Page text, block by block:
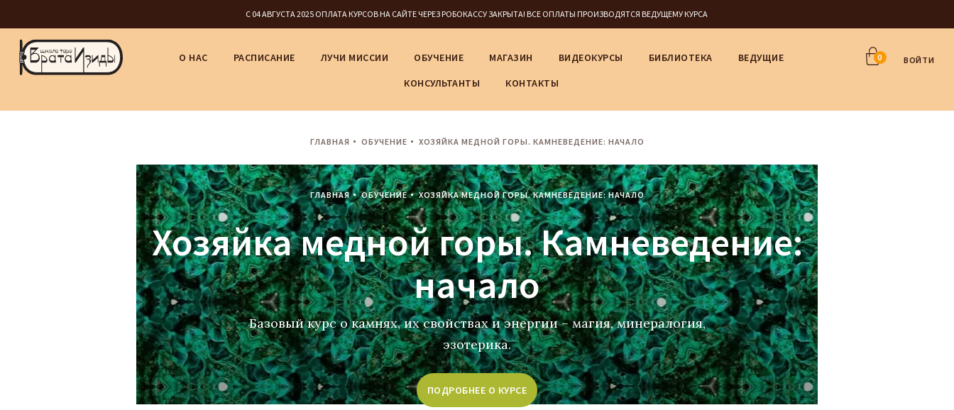
С 04 АВГУСТА 2025 ОПЛАТА КУРСОВ НА САЙТЕ ЧЕРЕЗ РОБОКАССУ ЗАКРЫТА! ВСЕ ОПЛАТЫ ПРОИЗВОДЯТСЯ ВЕДУЩЕМУ КУРСА
0 ВОЙТИ
О НАС РАСПИСАНИЕ ЛУЧИ МИССИИ ОБУЧЕНИЕ МАГАЗИН ВИДЕОКУРСЫ БИБЛИОТЕКА
ВЕДУЩИЕ
КОНСУЛЬТАНТЫ
КОНТАКТЫ
ГЛАВНАЯ ОБУЧЕНИЕ ХОЗЯЙКА МЕДНОЙ ГОРЫ. КАМНЕВЕДЕНИЕ: НАЧАЛО
ГЛАВНАЯ ОБУЧЕНИЕ ХОЗЯЙКА МЕДНОЙ ГОРЫ. КАМНЕВЕДЕНИЕ: НАЧАЛО
Хозяйка медной горы. Камневедение:
начало
Базовый курс о камнях, их свойствах и энергии – магия, минералогия,
эзотерика.
ПОДРОБНЕЕ О КУРСЕ